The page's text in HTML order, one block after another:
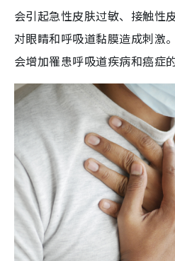
会引起急性皮肤过敏、接触性
对眼睛和呼吸道黏膜造成刺激
会增加罹患呼吸道疾病和癌症